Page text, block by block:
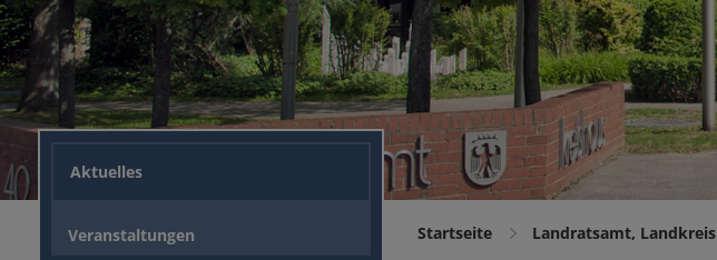
Aktuelles
Veranstaltungen
Startseite Landratsamt, Landkreis